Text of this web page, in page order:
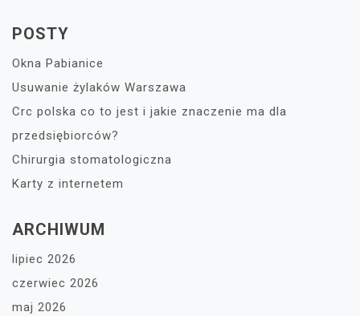
POSTY
Okna Pabianice
Usuwanie żylaków Warszawa
Crc polska co to jest i jakie znaczenie ma dla
przedsiębiorców?
Chirurgia stomatologiczna
Karty z internetem
ARCHIWUM
lipiec 2026
czerwiec 2026
maj 2026